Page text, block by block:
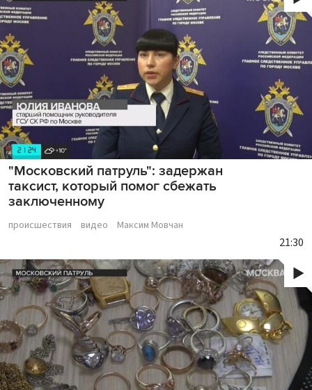
"Московский патруль": задержан
таксист, который помог сбежать
заключенному
происшествия видео Максим Мовчан
21:30